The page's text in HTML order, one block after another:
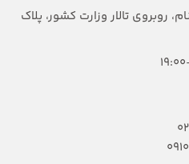
روبروی تالار وزارت کشور، پلاک